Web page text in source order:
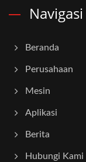
Navigasi
Beranda
Perusahaan
Mesin
Aplikasi
Berita
Hubungi Kami